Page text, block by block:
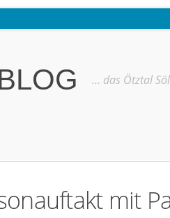
ins Gletscherskigebiet von Sölden
… das Ötztal
mit